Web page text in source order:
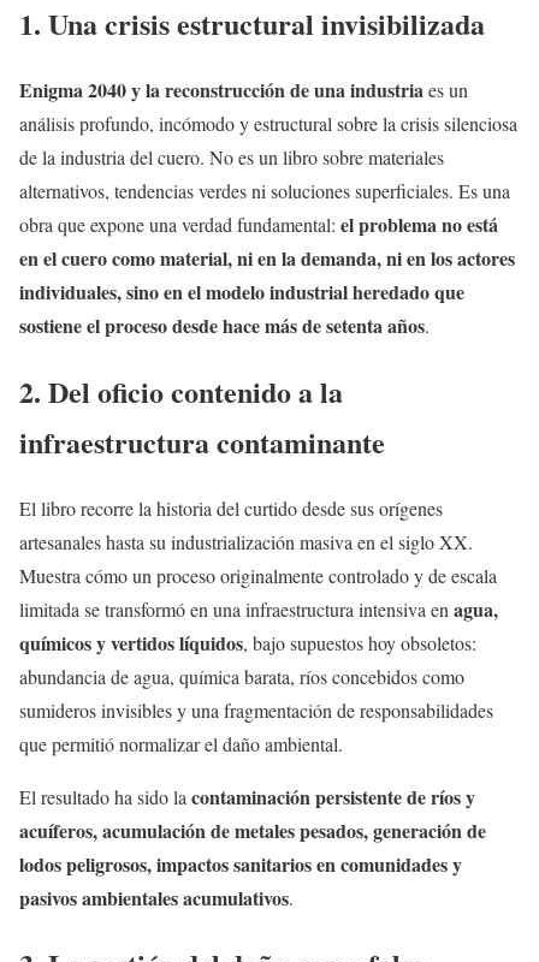
1. Una crisis estructural invisibilizada
Enigma 2040 y la reconstrucción de una industriaes un
análisis profundo, incómodo y estructural sobre la crisis silenciosa
de la industria del cuero. No es un libro sobre materiales
alternativos, tendencias verdes ni soluciones superficiales. Es una
obra que expone una verdad fundamental: el problema no está
en el cuero como material, ni en la demanda, ni en los actores
individuales, sino en el modelo industrial heredado que
sostiene el proceso desde hace más de setenta años.
2. Del oficio contenido a la
infraestructura contaminante
El libro recorre la historia del curtido desde sus orígenes
artesanales hasta su industrialización masiva en el siglo XX.
Muestra cómo un proceso originalmente controlado y de escala
limitada se transformó en una infraestructura intensiva en agua,
químicos y vertidos líquidos, bajo supuestos hoy obsoletos:
abundancia de agua, química barata, ríos concebidos como
sumideros invisibles y una fragmentación de responsabilidades
que permitió normalizar el daño ambiental.
El resultado ha sido la contaminación persistente de ríos y
acuíferos, acumulación de metales pesados, generación de
lodos peligrosos, impactos sanitarios en comunidades y
pasivos ambientales acumulativos.